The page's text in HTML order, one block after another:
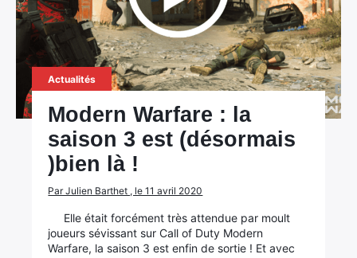
Actualités
Modern Warfare : la
saison 3 est (désormais
)bien là !
Par Julien Barthet , le 11 avril 2020
Elle était forcément très attendue par moult
joueurs sévissant sur Call of Duty Modern
Warfare, la saison 3 est enfin de sortie ! Et avec